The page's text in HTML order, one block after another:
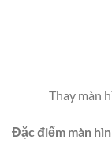
Thay màn
Đặc điểm màn